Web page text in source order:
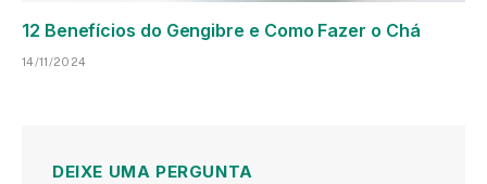
12 Benefícios do Gengibre e Como Fazer o Chá
14/11/2024
DEIXE UMA PERGUNTA